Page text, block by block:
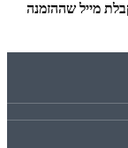
- לאחר קבלת מייל שההזמנה